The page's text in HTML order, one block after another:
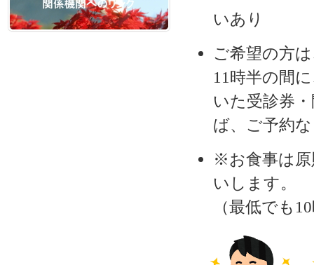
いあり
ご希望の方
11時半の間
いた受診券
ば、ご予約
※お食事は原
いします。
（最低でも